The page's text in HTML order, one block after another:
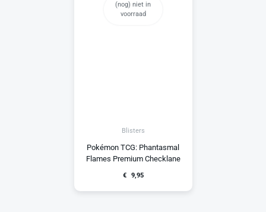
(nog) niet in
voorraad
Blisters
Pokémon TCG: Phantasmal
Flames Premium Checklane
€ 9,95